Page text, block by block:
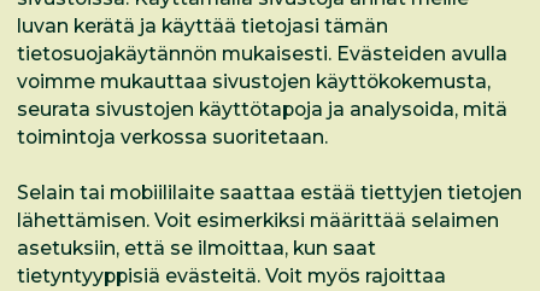
luvan kerätä ja käyttää tietojasi tämän
tietosuojakäytännön mukaisesti. Evästeiden avulla
voimme mukauttaa sivustojen käyttökokemusta,
seurata sivustojen käyttötapoja ja analysoida, mitä
toimintoja verkossa suoritetaan.
Selain tai mobiililaite saattaa estää tiettyjen tietojen
lähettämisen. Voit esimerkiksi määrittää selaimen
asetuksiin, että se ilmoittaa, kun saat
tietyntyyppisiä evästeitä. Voit myös rajoittaa